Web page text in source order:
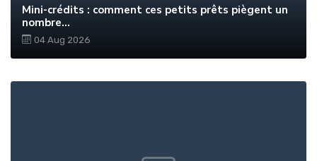
Mini-crédits : comment ces petits prêts piègent un
nombre...
04 Aug 2026